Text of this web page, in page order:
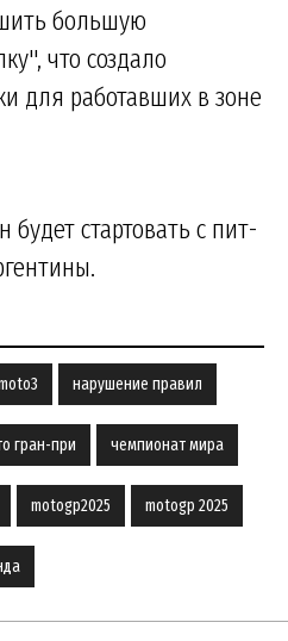
большую
что создало
для работавших в зоне
стартовать с пит-
нарушение правил
гран-при чемпионат мира
motogp2025 motogp 2025